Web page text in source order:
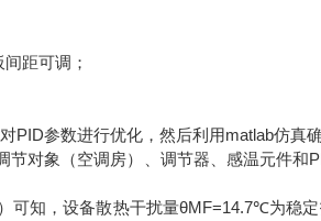
距可调；
PID参数进行优化，然后利用matlab仿真
对象（空调房）、调节器、感温元件
可知，设备散热干扰量θMF=14.7℃为稳